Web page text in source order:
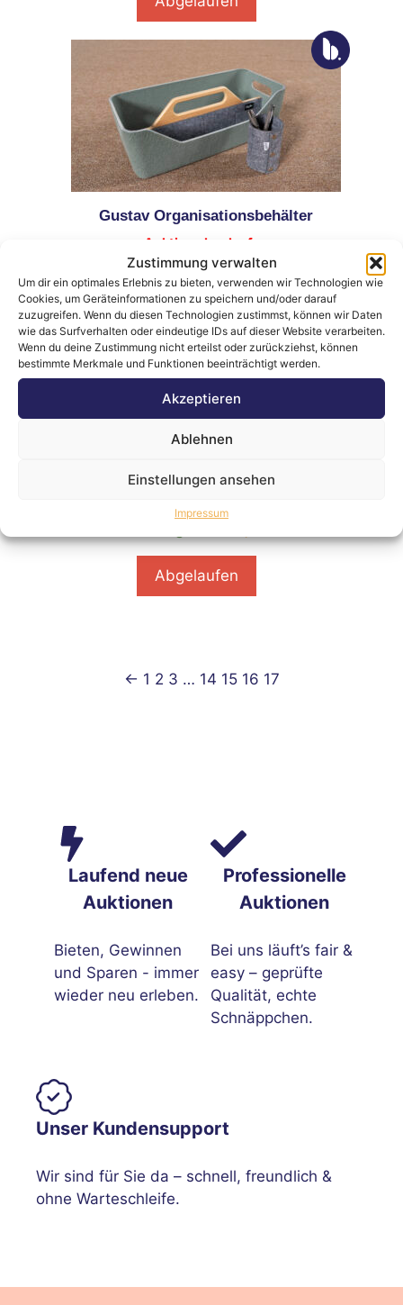
Zustimmung verwalten
Um dir ein optimales Erlebnis zu bieten, verwenden wir Technologien wie
Cookies, um Geräteinformationen zu speichern und/oder darauf
zuzugreifen. Wenn du diesen Technologien zustimmst, können wir Daten
wie das Surfverhalten oder eindeutige IDs auf dieser Website verarbeiten.
Wenn du deine Zustimmung nicht erteilst oder zurückziehst, können
bestimmte Merkmale und Funktionen beeinträchtigt werden.
Akzeptieren
Ablehnen
Einstellungen ansehen
Impressum
Gustav Organisationsbehälter
Auktion abgelaufen
Abgelaufen
Abgelaufen
← 1 2 3 … 14 15 16 17
Laufend neue
Auktionen
Bieten, Gewinnen
und Sparen - immer
wieder neu erleben.
Professionelle
Auktionen
Bei uns läuft’s fair &
easy – geprüfte
Qualität, echte
Schnäppchen.
Unser Kundensupport
Wir sind für Sie da – schnell, freundlich &
ohne Warteschleife.